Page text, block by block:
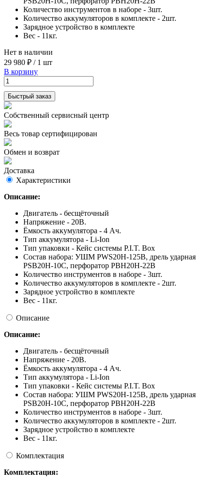
Количество инструментов в наборе - 3шт.
Количество аккумуляторов в комплекте - 2шт.
Зарядное устройство в комплекте
Вес - 11кг.
Нет в наличии
29 980 ₽ / 1 шт
В корзину
Быстрый заказ
Собственный сервисный центр
Весь товар сертифицирован
Обмен и возврат
Доставка
Характеристики
Описание:
Двигатель - бесщёточный
Напряжение - 20В.
Ёмкость аккумулятора - 4 Ач.
Тип аккумулятора - Li-Ion
Тип упаковки - Кейс системы P.I.T. Box
Состав набора: УШМ PWS20H-125B, дрель ударная
PSB20H-10C, перфоратор PBH20H-22B
Количество инструментов в наборе - 3шт.
Количество аккумуляторов в комплекте - 2шт.
Зарядное устройство в комплекте
Вес - 11кг.
Описание
Описание:
Двигатель - бесщёточный
Напряжение - 20В.
Ёмкость аккумулятора - 4 Ач.
Тип аккумулятора - Li-Ion
Тип упаковки - Кейс системы P.I.T. Box
Состав набора: УШМ PWS20H-125B, дрель ударная
PSB20H-10C, перфоратор PBH20H-22B
Количество инструментов в наборе - 3шт.
Количество аккумуляторов в комплекте - 2шт.
Зарядное устройство в комплекте
Вес - 11кг.
Комплектация
Комплектация: